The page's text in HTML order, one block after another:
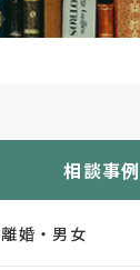
相談事例
離婚・男女